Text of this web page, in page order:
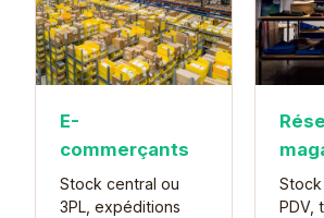
E-
commerçants
Stock central ou
3PL, expéditions
PDV,